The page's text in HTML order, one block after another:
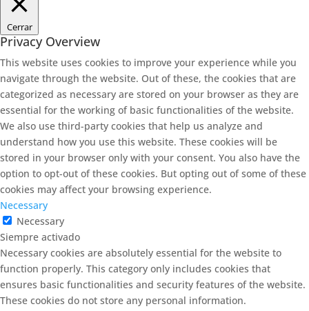
Cerrar
Privacy Overview
This website uses cookies to improve your experience while you
navigate through the website. Out of these, the cookies that are
categorized as necessary are stored on your browser as they are
essential for the working of basic functionalities of the website.
We also use third-party cookies that help us analyze and
understand how you use this website. These cookies will be
stored in your browser only with your consent. You also have the
option to opt-out of these cookies. But opting out of some of these
cookies may affect your browsing experience.
Necessary
Necessary
Siempre activado
Necessary cookies are absolutely essential for the website to
function properly. This category only includes cookies that
ensures basic functionalities and security features of the website.
These cookies do not store any personal information.